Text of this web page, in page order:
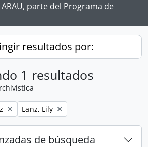
parte del Programa de
resultados por:
1 resultados
Remove filter:
Lanz, Lily
de búsqueda